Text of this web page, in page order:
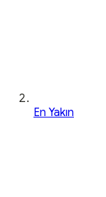
En Yakın